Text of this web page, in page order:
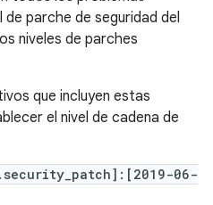
parche de seguridad del
niveles de parches
que incluyen estas
el nivel de cadena de
06-